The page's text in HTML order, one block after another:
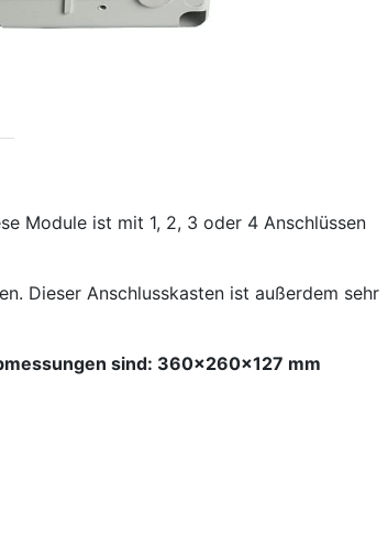
Module ist mit 1, 2, 3 oder 4 Anschlüssen
Dieser Anschlusskasten ist außerdem sehr
sind: 360x260x127 mm